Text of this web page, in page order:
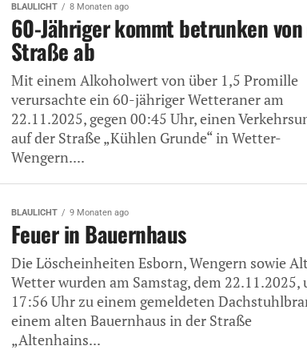
BLAULICHT 8 Monaten ago
60-Jähriger kommt betrunken
Straße ab
Mit einem Alkoholwert von über 1,5 Promille
verursachte ein 60-jähriger Wetteraner am
22.11.2025, gegen 00:45 Uhr, einen
auf der Straße „Kühlen Grunde“ in Wetter-
Wengern....
BLAULICHT 9 Monaten ago
Feuer in Bauernhaus
Die Löscheinheiten Esborn, Wengern sowie
Wetter wurden am Samstag, dem 22.11.2025,
17:56 Uhr zu einem gemeldeten
einem alten Bauernhaus in der Straße
„Altenhains...